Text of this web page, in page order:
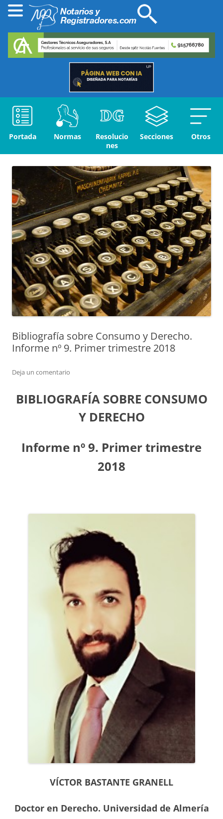
Portada Normas
Resolucio
nes
Secciones Otros
Bibliografía sobre Consumo y Derecho.
Informe nº 9. Primer trimestre 2018
Deja un comentario
BIBLIOGRAFÍA SOBRE CONSUMO
Y DERECHO
Informe nº 9. Primer trimestre
2018
VÍCTOR BASTANTE GRANELL
Doctor en Derecho. Universidad de Almería